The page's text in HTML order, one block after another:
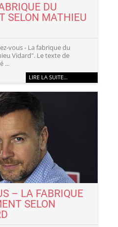
DU
SELON MATHIEU
vous - La fabrique du
Vidard". Le texte de
...
LIRE LA SUITE…
– LA FABRIQUE
SELON